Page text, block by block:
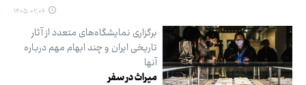
۱۴۰۵.۰۲.۰۶
برگزاری نمایشگاه‌های متعدد از آثار
تاریخی ایران و چند ابهام مهم درباره
آنها
میراث در سفر